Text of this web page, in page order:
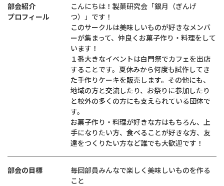
部会紹介
プロフィール
こんにちは！製菓研究会「銀月（ぎんげ
つ）」です！
このサークルは美味しいものが好きなメンバ
ーが集まって、仲良くお菓子作り・料理をして
います！
１番大きなイベントは白門祭でカフェを出店
することです。夏休みから何度も試作してき
た手作りケーキを販売します。その他にも、
地域の方と交流したり、お祭りに参加したり
と校外の多くの方にも支えられている団体で
す。
お菓子作り・料理が好きな方はもちろん、上
手になりたい方、食べることが好きな方、友
達をつくりたい方など誰でも大歓迎です！
部会の目標
毎回部員みんなで楽しく美味しいものを作る
こと